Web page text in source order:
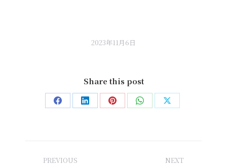
2023年11月6日
Share this post
Share Share Share Share Share
Post
PREVIOUS NEXT